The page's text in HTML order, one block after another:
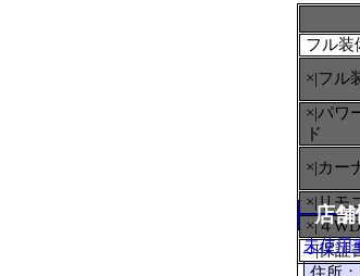
フル装
×|フル
×|パワ
ド
×|カー
×|リモ
×|４WD
○|保証
店
未使用